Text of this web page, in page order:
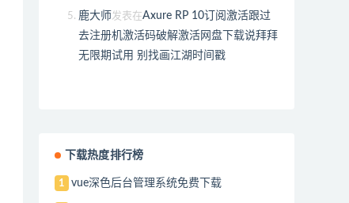
鹿大师发表在Axure RP 10订阅激活跟过
去注册机激活码破解激活网盘下载说拜拜
无限期试用 别找画江湖时间戳
下载热度排行榜
1 vue深色后台管理系统免费下载